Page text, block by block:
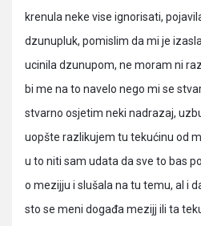
krenula neke vise ignorisati,
dzunupluk, pomislim da mi je
ucinila dzunupom, ne moram ni
bi me na to navelo nego mi se
stvarno osjetim neki nadrazaj,
uopšte razlikujem tu tekućinu od
u to niti sam udata da sve to bas
o mezijju i slušala na tu temu, al i
sto se meni događa mezijj ili ta